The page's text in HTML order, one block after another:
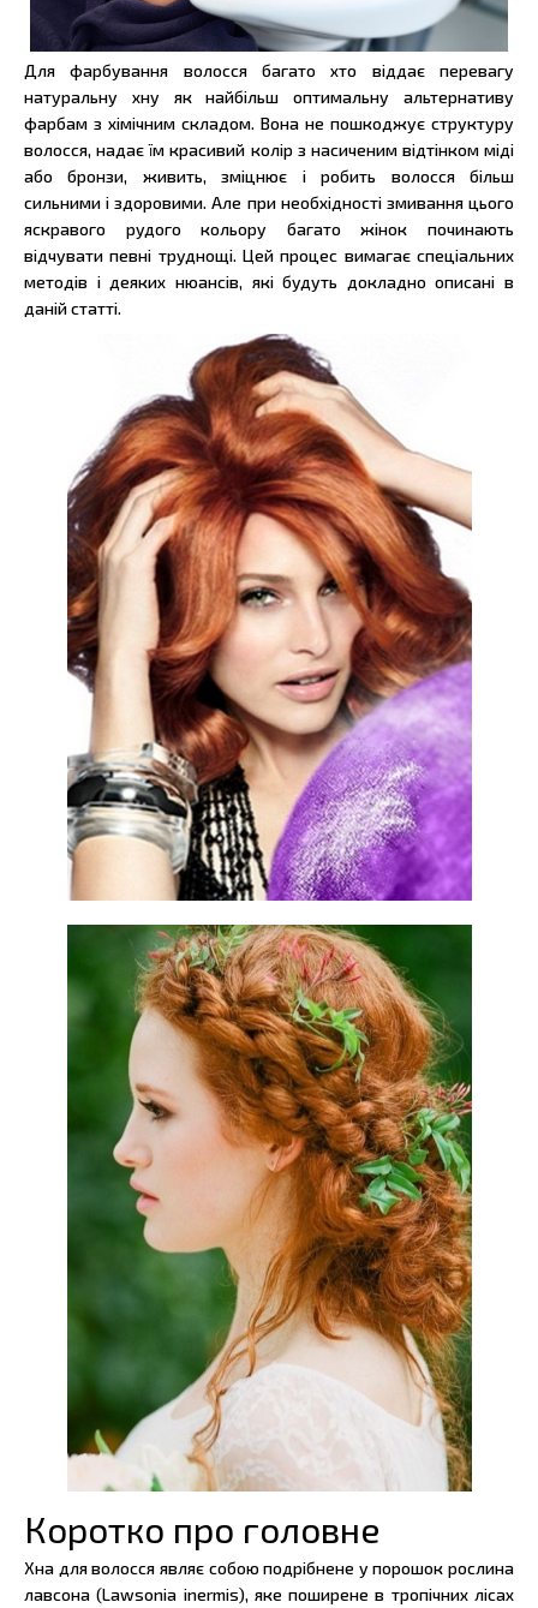
Для фарбування волосся багато хто віддає перевагу
натуральну хну як найбільш оптимальну альтернативу
фарбам з хімічним складом. Вона не пошкоджує структуру
волосся, надає їм красивий колір з насиченим відтінком міді
або бронзи, живить, зміцнює і робить волосся більш
сильними і здоровими. Але при необхідності змивання цього
яскравого рудого кольору багато жінок починають
відчувати певні труднощі. Цей процес вимагає спеціальних
методів і деяких нюансів, які будуть докладно описані в
даній статті.
Коротко про головне
Хна для волосся являє собою подрібнене у порошок рослина
лавсона (Lawsonia inermis), яке поширене в тропічних лісах